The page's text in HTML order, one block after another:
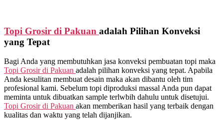
Topi Grosir di Pakuan adalah Pilihan Konveksi
yang Tepat
Bagi Anda yang membutuhkan jasa konveksi pembuatan topi maka
Topi Grosir di Pakuan adalah pilihan konveksi yang tepat. Apabila
Anda kesulitan membuat desain maka akan dibantu oleh tim
profesional kami. Sebelum topi diproduksi massal Anda pun dapat
meminta untuk dibuatkan sample terlwbih dahulu untuk disetujui.
Topi Grosir di Pakuan akan memberikan hasil yang terbaik dengan
kualitas dan waktu yang telah dijanjikan.